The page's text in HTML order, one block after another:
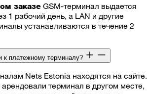
заказе GSM-терминал выдается
1 рабочий день, а LAN и другие
устанавливаются в течение 2
к платежному терминалу?
Nets Estonia находятся на сайте.
терминал в другом месте,